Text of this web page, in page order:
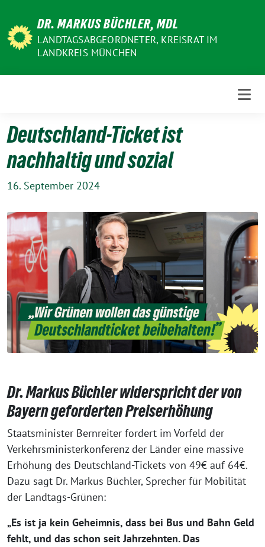
zum
Inhalt
DR. MARKUS BÜCHLER, MDL
LANDTAGSABGEORDNETER, KREISRAT IM
LANDKREIS MÜNCHEN
Deutschland-Ticket ist
nachhaltig und sozial
16. September 2024
Dr. Markus Büchler widerspricht der von
Bayern geforderten Preiserhöhung
Staatsminister Bernreiter fordert im Vorfeld der
Verkehrsministerkonferenz der Länder eine massive
Erhöhung des Deutschland-Tickets von 49€ auf 64€.
Dazu sagt Dr. Markus Büchler, Sprecher für Mobilität
der Landtags-Grünen:
„Es ist ja kein Geheimnis, dass bei Bus und Bahn Geld
fehlt, und das schon seit Jahrzehnten. Das